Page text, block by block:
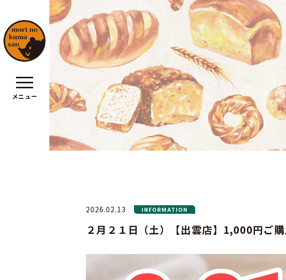
メニュー
2026.02.13 INFORMATION
２月２１日（土）【出雲店】1,000円ご